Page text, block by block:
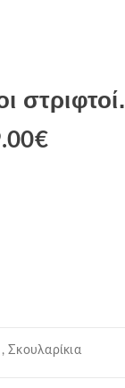
στριφτοί.
€
, Σκουλαρίκια